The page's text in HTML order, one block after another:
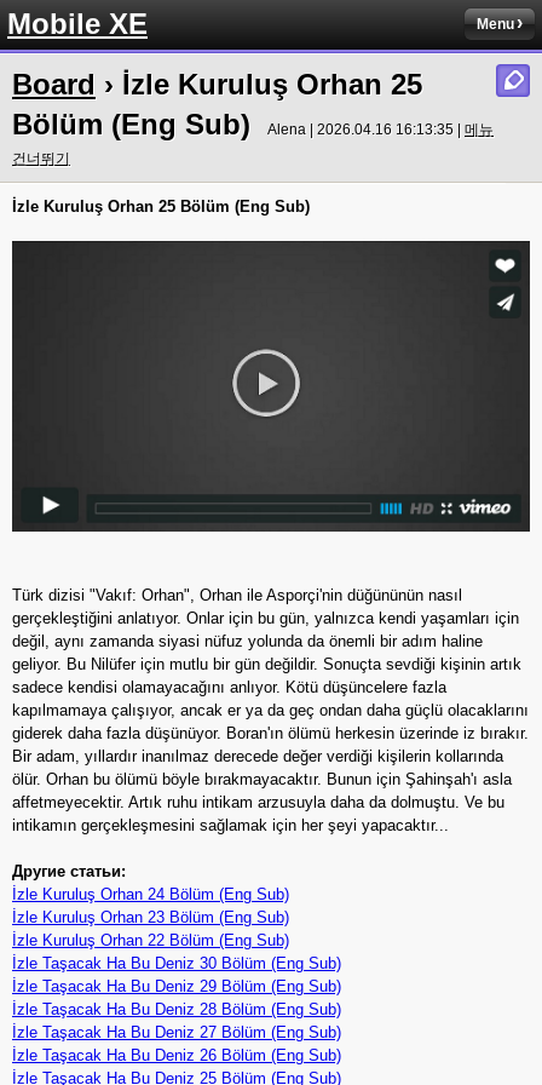
Mobile XE Menu
Board › İzle Kuruluş Orhan 25
Bölüm (Eng Sub)
Alena | 2026.04.16 16:13:35 | 메뉴
건너뛰기
İzle Kuruluş Orhan 25 Bölüm (Eng Sub)
Türk dizisi "Vakıf: Orhan", Orhan ile Asporçi'nin düğününün nasıl
gerçekleştiğini anlatıyor. Onlar için bu gün, yalnızca kendi yaşamları için
değil, aynı zamanda siyasi nüfuz yolunda da önemli bir adım haline
geliyor. Bu Nilüfer için mutlu bir gün değildir. Sonuçta sevdiği kişinin artık
sadece kendisi olamayacağını anlıyor. Kötü düşüncelere fazla
kapılmamaya çalışıyor, ancak er ya da geç ondan daha güçlü olacaklarını
giderek daha fazla düşünüyor. Boran'ın ölümü herkesin üzerinde iz bırakır.
Bir adam, yıllardır inanılmaz derecede değer verdiği kişilerin kollarında
ölür. Orhan bu ölümü böyle bırakmayacaktır. Bunun için Şahinşah'ı asla
affetmeyecektir. Artık ruhu intikam arzusuyla daha da dolmuştu. Ve bu
intikamın gerçekleşmesini sağlamak için her şeyi yapacaktır...
Другие статьи:
İzle Kuruluş Orhan 24 Bölüm (Eng Sub)
İzle Kuruluş Orhan 23 Bölüm (Eng Sub)
İzle Kuruluş Orhan 22 Bölüm (Eng Sub)
İzle Taşacak Ha Bu Deniz 30 Bölüm (Eng Sub)
İzle Taşacak Ha Bu Deniz 29 Bölüm (Eng Sub)
İzle Taşacak Ha Bu Deniz 28 Bölüm (Eng Sub)
İzle Taşacak Ha Bu Deniz 27 Bölüm (Eng Sub)
İzle Taşacak Ha Bu Deniz 26 Bölüm (Eng Sub)
İzle Taşacak Ha Bu Deniz 25 Bölüm (Eng Sub)